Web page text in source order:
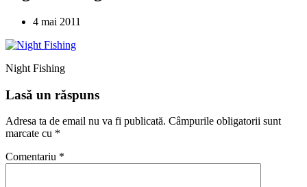
4 mai 2011
Night Fishing
Lasă un răspuns
Adresa ta de email nu va fi publicată. Câmpurile obligatorii sunt
marcate cu *
Comentariu *